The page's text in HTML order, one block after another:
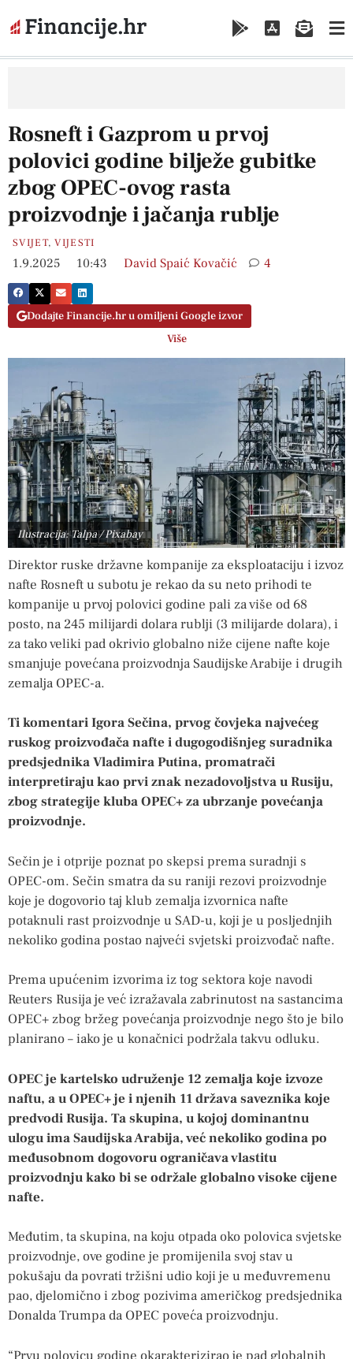
Rosneft i Gazprom u prvoj
polovici godine bilježe gubitke
zbog OPEC-ovog rasta
proizvodnje i jačanja rublje
SVIJET,VIJESTI
1.9.2025 10:43 David Spaić Kovačić 4
Dodajte Financije.hr u omiljeni Google izvor
Više
Ilustracija: Talpa / Pixabay
Direktor ruske državne kompanije za eksploataciju i izvoz
nafte Rosneft u subotu je rekao da su neto prihodi te
kompanije u prvoj polovici godine pali za više od 68
posto, na 245 milijardi dolara rublji (3 milijarde dolara), i
za tako veliki pad okrivio globalno niže cijene nafte koje
smanjuje povećana proizvodnja Saudijske Arabije i drugih
zemalja OPEC-a.
Ti komentari Igora Sečina, prvog čovjeka najvećeg
ruskog proizvođača nafte i dugogodišnjeg suradnika
predsjednika Vladimira Putina, promatrači
interpretiraju kao prvi znak nezadovoljstva u Rusiju,
zbog strategije kluba OPEC+ za ubrzanje povećanja
proizvodnje.
Sečin je i otprije poznat po skepsi prema suradnji s
OPEC-om. Sečin smatra da su raniji rezovi proizvodnje
koje je dogovorio taj klub zemalja izvornica nafte
potaknuli rast proizvodnje u SAD-u, koji je u posljednjih
nekoliko godina postao najveći svjetski proizvođač nafte.
Prema upućenim izvorima iz tog sektora koje navodi
Reuters Rusija je već izražavala zabrinutost na sastancima
OPEC+ zbog bržeg povećanja proizvodnje nego što je bilo
planirano – iako je u konačnici podržala takvu odluku.
OPEC je kartelsko udruženje 12 zemalja koje izvoze
naftu, a u OPEC+ je i njenih 11 država saveznika koje
predvodi Rusija. Ta skupina, u kojoj dominantnu
ulogu ima Saudijska Arabija, već nekoliko godina po
međusobnom dogovoru ograničava vlastitu
proizvodnju kako bi se održale globalno visoke cijene
nafte.
Međutim, ta skupina, na koju otpada oko polovica svjetske
proizvodnje, ove godine je promijenila svoj stav u
pokušaju da povrati tržišni udio koji je u međuvremenu
pao, djelomično i zbog pozivima američkog predsjednika
Donalda Trumpa da OPEC poveća proizvodnju.